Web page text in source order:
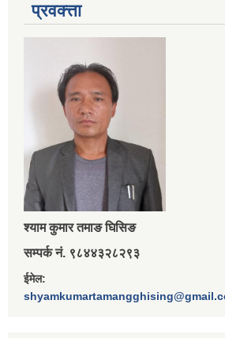
प्रवक्त्ता
श्‍याम कुमार तमाङ घिसिङ
सम्पर्क नं. ९८४४३२८२९३
ईमेल: